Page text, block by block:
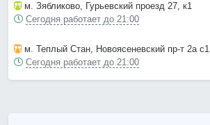
м. Зябликово, Гурьевский проезд 27, к1
Сегодня работает до 21:00
м. Теплый Стан, Новоясеневский пр-т 2а с1
Сегодня работает до 21:00